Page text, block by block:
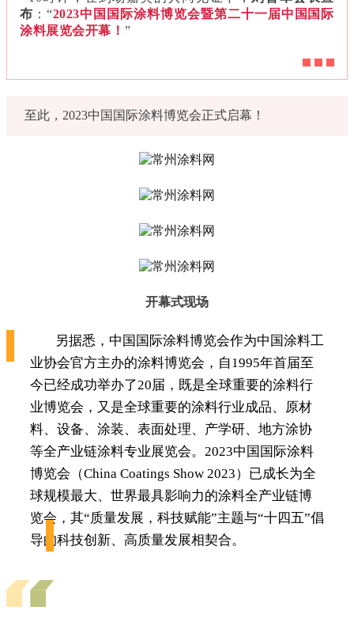
布 ：“2023中国国际涂料博览会暨第二十一届中国国际
涂料展览会开幕！ ”
至此，2023中国国际涂料博览会正式启幕！
开幕式现场
另据悉，中国国际涂料博览会作为中国涂料工
业协会官方主办的涂料博览会，自1995年首届至
今已经成功举办了20届，既是全球重要的涂料行
业博览会，又是全球重要的涂料行业成品、原材
料、设备、涂装、表面处理、产学研、地方涂协
等全产业链涂料专业展览会。2023中国国际涂料
博览会（China Coatings Show 2023）已成长为全
球规模最大、世界最具影响力的涂料全产业链博
览会，其“质量发展，科技赋能”主题与“十四五”倡
导的科技创新、高质量发展相契合。